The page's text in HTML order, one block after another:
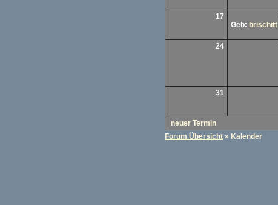
17
Geb: brischitt
24
31
neuer Termin
Forum Übersicht » Kalender